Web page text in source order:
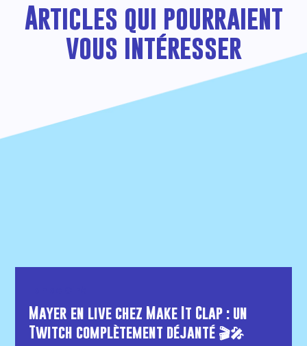
Articles qui pourraient
vous intéresser
Mayer en live chez Make It Clap : un
Twitch complètement déjanté 🎬🎤